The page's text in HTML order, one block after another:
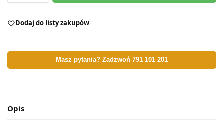
Dodaj do listy zakupów
Masz pytania? Zadzwoń 791 101 201
Opis